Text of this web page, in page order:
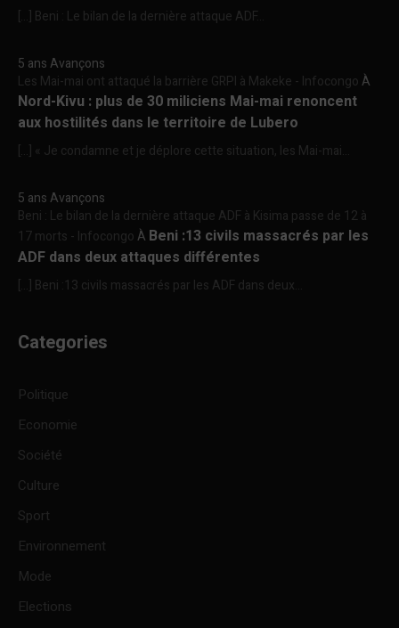
[…] Beni : Le bilan de la dernière attaque ADF...
5 ans Avançons
Les Mai-mai ont attaqué la barrière GRPI à Makeke - InfocongoÀ
Nord-Kivu : plus de 30 miliciens Mai-mai renoncent
aux hostilités dans le territoire de Lubero
[…] « Je condamne et je déplore cette situation, les Mai-mai...
5 ans Avançons
Beni : Le bilan de la dernière attaque ADF à Kisima passe de 12 à
17 morts - InfocongoÀ Beni :13 civils massacrés par les
ADF dans deux attaques différentes
[…] Beni :13 civils massacrés par les ADF dans deux...
Categories
Politique
Economie
Société
Culture
Sport
Environnement
Mode
Elections